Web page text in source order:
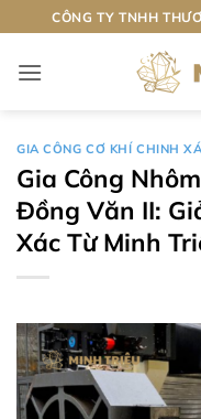
qua
nội
CÔNG TY TNHH
GIA CÔNG CƠ KHÍ CHINH
Gia Công
Đồng Văn II:
Xác Từ Minh